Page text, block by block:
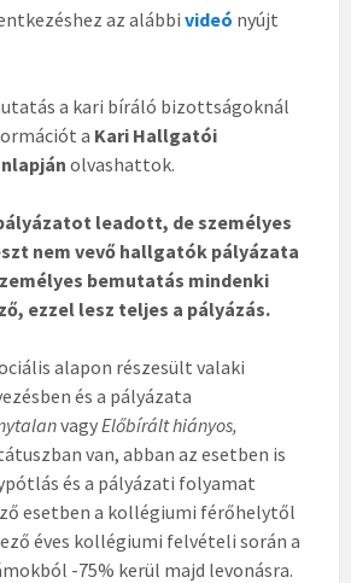
az alábbi videó nyújt
a kari bíráló bizottságoknál
a Kari Hallgatói
olvashattok.
leadott, de személyes
nem vevő hallgatók pályázata
bemutatás mindenki
ezzel lesz teljes a pályázás.
alapon részesült valaki
és a pályázata
vagyElőbírált hiányos,
van, abban az esetben is
és a pályázati folyamat
esetben a kollégiumi férőhelytől
éves kollégiumi felvételi során a
-75% kerül majd levonásra.